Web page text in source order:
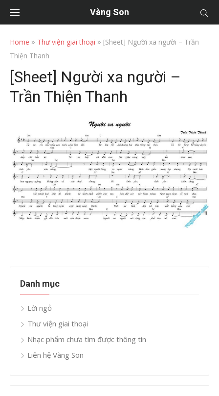
Vàng Son
Home » Thư viện giai thoại » [Sheet] Người xa người – Trần
Thiện Thanh
[Sheet] Người xa người –
Trần Thiện Thanh
Danh mục
Lời ngỏ
Thư viện giai thoại
Nhạc phẩm chưa tìm được thông tin
Liên hệ Vàng Son